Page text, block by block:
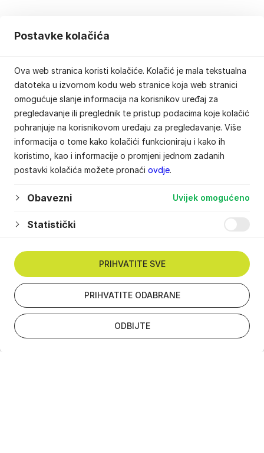
Postavke kolačića
Ova web stranica koristi kolačiće. Kolačić je mala tekstualna
datoteka u izvornom kodu web stranice koja web stranici
omogućuje slanje informacija na korisnikov uređaj za
pregledavanje ili preglednik te pristup podacima koje kolačić
pohranjuje na korisnikovom uređaju za pregledavanje. Više
informacija o tome kako kolačići funkcioniraju i kako ih
koristimo, kao i informacije o promjeni jednom zadanih
postavki kolačića možete pronaći ovdje.
Obavezni Uvijek omogućeno
Statistički
ODBIJTE
PRIHVATITE ODABRANE
PRIHVATITE SVE